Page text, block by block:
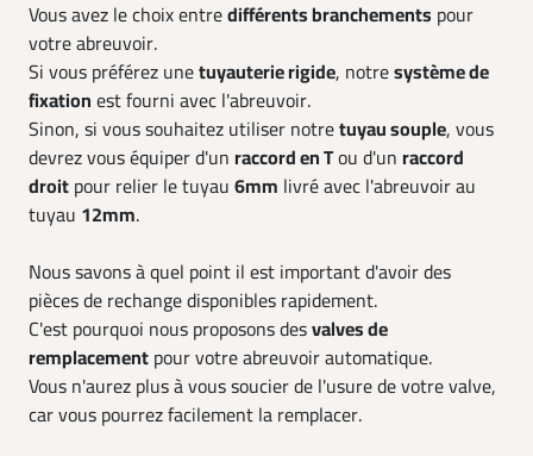
Vous avez le choix entredifférents branchements pour
votre abreuvoir.
Si vous préférez unetuyauterie rigide, notresystème de
fixation est fourni avec l'abreuvoir.
Sinon, si vous souhaitez utiliser notretuyau souple, vous
devrez vous équiper d'un raccord en Tou d'un raccord
droit pour relier le tuyau 6mm livré avec l'abreuvoir au
tuyau 12mm.
Nous savons à quel point il est important d'avoir des
pièces de rechange disponibles rapidement.
C'est pourquoi nous proposons desvalves de
remplacement pour votre abreuvoir automatique.
Vous n'aurez plus à vous soucier de l'usure de votre valve,
car vous pourrez facilement la remplacer.